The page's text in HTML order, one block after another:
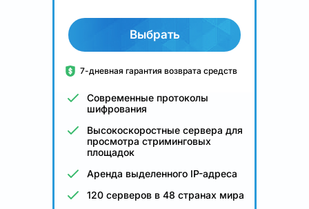
Выбрать
7-дневная гарантия возврата средств
Современные протоколы
шифрования
Высокоскоростные сервера для
просмотра стриминговых
площадок
Аренда выделенного IP-адреса
120 серверов в 48 странах мира